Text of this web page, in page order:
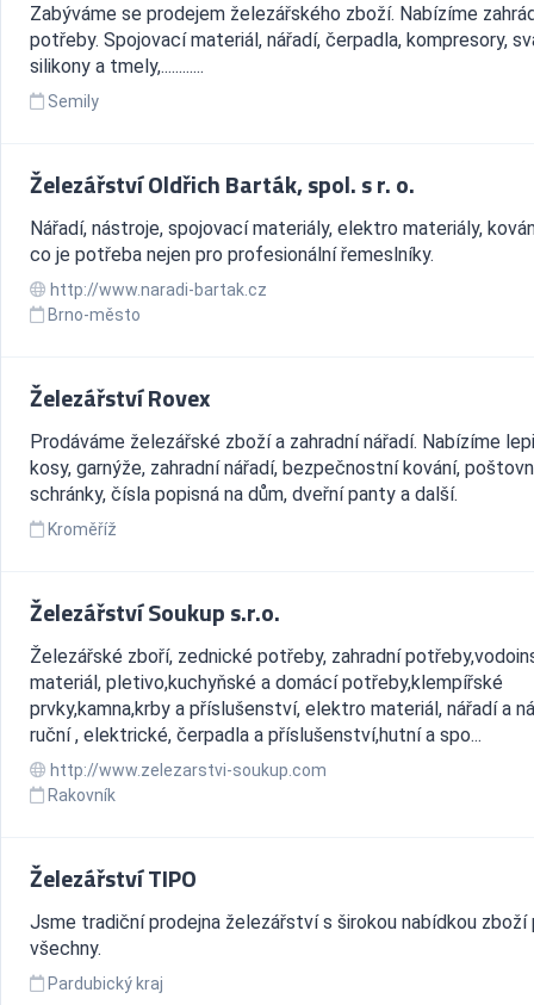
Zabýváme se prodejem železářského zboží. Nabízíme
potřeby. Spojovací materiál, nářadí, čerpadla, kompresory,
silikony a tmely,............
Semily
Železářství Oldřich Barták, spol. s r. o.
Nářadí, nástroje, spojovací materiály, elektro materiály,
co je potřeba nejen pro profesionální řemeslníky.
http://www.naradi-bartak.cz
Brno-město
Železářství Rovex
Prodáváme železářské zboží a zahradní nářadí. Nabízíme
kosy, garnýže, zahradní nářadí, bezpečnostní kování,
schránky, čísla popisná na dům, dveřní panty a další.
Kroměříž
Železářství Soukup s.r.o.
Železářské zboří, zednické potřeby, zahradní
materiál, pletivo,kuchyňské a domácí potřeby,klempířské
prvky,kamna,krby a příslušenství, elektro materiál, nářadí a
ruční , elektrické, čerpadla a příslušenství,hutní a spo...
http://www.zelezarstvi-soukup.com
Rakovník
Železářství TIPO
Jsme tradiční prodejna železářství s širokou nabídkou zboží
všechny.
Pardubický kraj